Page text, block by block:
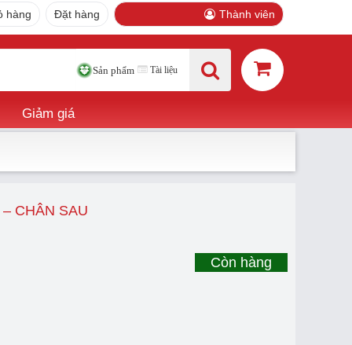
hàng Đặt hàng Thành viên
Sản phẩm Tài liệu
Giảm giá
CHÂN SAU
Còn hàng